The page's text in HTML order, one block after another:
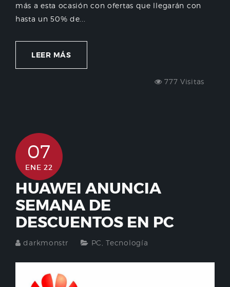
más a esta ocasión con ofertas que llegarán con
hasta un 50% de...
LEER MÁS
777 Visitas
07
ENE 22
HUAWEI ANUNCIA
SEMANA DE
DESCUENTOS EN PC
darkmonstr PC ,Tecnología